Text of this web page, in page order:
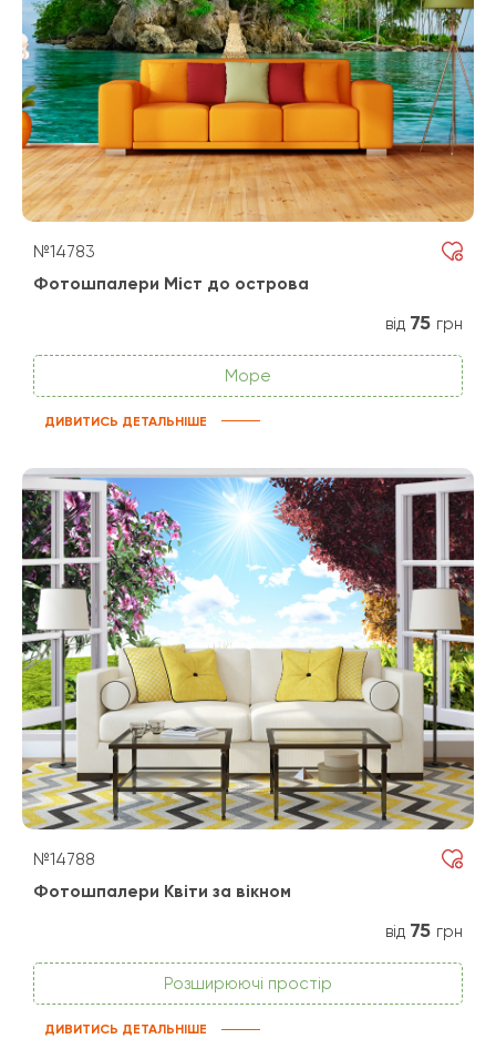
№14783
Фотошпалери Міст до острова
від 75 грн
Море
ДИВИТИСЬ ДЕТАЛЬНІШЕ
№14788
Фотошпалери Квіти за вікном
від 75 грн
Розширюючі простір
ДИВИТИСЬ ДЕТАЛЬНІШЕ